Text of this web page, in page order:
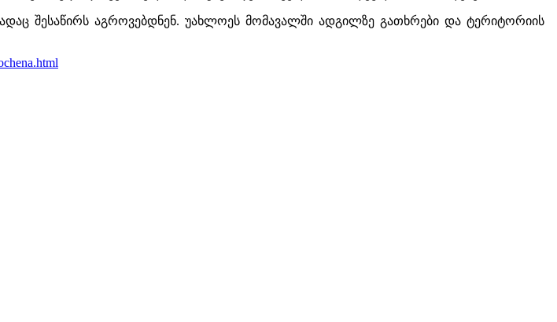
შესაწირს აგროვებდნენ. უახლოეს მომავალში ადგილზე გათხრები და ტერიტორიის